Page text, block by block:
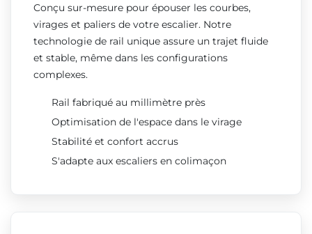
Conçu sur-mesure pour épouser les courbes,
virages et paliers de votre escalier. Notre
technologie de rail unique assure un trajet fluide
et stable, même dans les configurations
complexes.
Rail fabriqué au millimètre près
Optimisation de l'espace dans le virage
Stabilité et confort accrus
S'adapte aux escaliers en colimaçon